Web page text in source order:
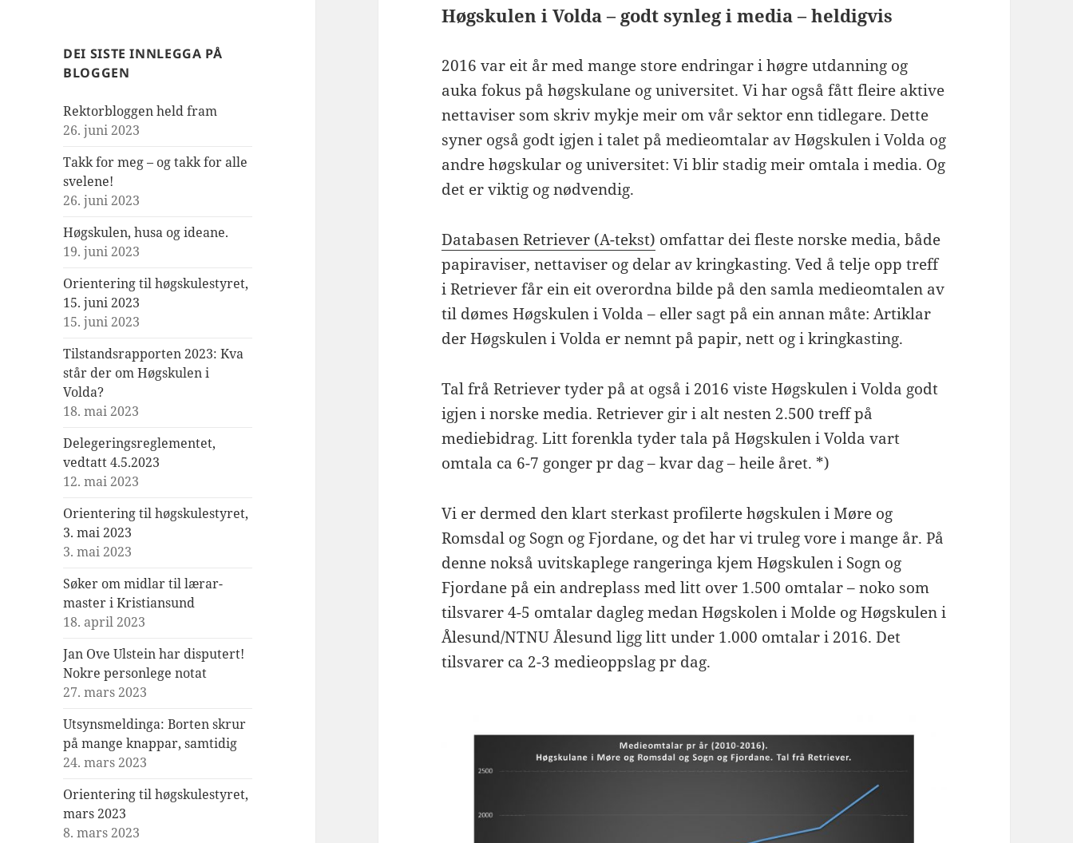
DEI SISTE INNLEGGA PÅ
BLOGGEN
Rektorbloggen held fram
26. juni 2023
Takk for meg – og takk for alle
svelene!
26. juni 2023
Høgskulen, husa og ideane.
19. juni 2023
Orientering til høgskulestyret,
15. juni 2023
15. juni 2023
Tilstandsrapporten 2023: Kva
står der om Høgskulen i
Volda?
18. mai 2023
Delegeringsreglementet,
vedtatt 4.5.2023
12. mai 2023
Orientering til høgskulestyret,
3. mai 2023
3. mai 2023
Søker om midlar til lærar-
master i Kristiansund
18. april 2023
Jan Ove Ulstein har disputert!
Nokre personlege notat
27. mars 2023
Utsynsmeldinga: Borten skrur
på mange knappar, samtidig
24. mars 2023
Orientering til høgskulestyret,
mars 2023
8. mars 2023
Høgskulen i Volda – godt synleg i media – heldigvis
2016 var eit år med mange store endringar i høgre utdanning og
auka fokus på høgskulane og universitet. Vi har også fått fleire aktive
nettaviser som skriv mykje meir om vår sektor enn tidlegare. Dette
syner også godt igjen i talet på medieomtalar av Høgskulen i Volda og
andre høgskular og universitet: Vi blir stadig meir omtala i media. Og
det er viktig og nødvendig.
Databasen Retriever (A-tekst) omfattar dei fleste norske media, både
papiraviser, nettaviser og delar av kringkasting. Ved å telje opp treff
i Retriever får ein eit overordna bilde på den samla medieomtalen av
til dømes Høgskulen i Volda – eller sagt på ein annan måte: Artiklar
der Høgskulen i Volda er nemnt på papir, nett og i kringkasting.
Tal frå Retriever tyder på at også i 2016 viste Høgskulen i Volda godt
igjen i norske media. Retriever gir i alt nesten 2.500 treff på
mediebidrag. Litt forenkla tyder tala på Høgskulen i Volda vart
omtala ca 6-7 gonger pr dag – kvar dag – heile året. *)
Vi er dermed den klart sterkast profilerte høgskulen i Møre og
Romsdal og Sogn og Fjordane, og det har vi truleg vore i mange år. På
denne nokså uvitskaplege rangeringa kjem Høgskulen i Sogn og
Fjordane på ein andreplass med litt over 1.500 omtalar – noko som
tilsvarer 4-5 omtalar dagleg medan Høgskolen i Molde og Høgskulen i
Ålesund/NTNU Ålesund ligg litt under 1.000 omtalar i 2016. Det
tilsvarer ca 2-3 medieoppslag pr dag.